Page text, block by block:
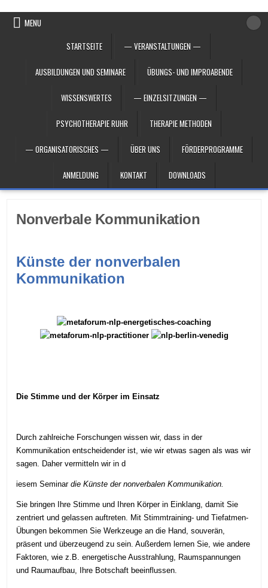
MENU
STARTSEITE
— VERANSTALTUNGEN —
AUSBILDUNGEN UND SEMINARE ÜBUNGS- UND IMPROABENDE
WISSENSWERTES — EINZELSITZUNGEN —
PSYCHOTHERAPIE RUHR THERAPIE METHODEN
— ORGANISATORISCHES — ÜBER UNS FÖRDERPROGRAMME
ANMELDUNG KONTAKT DOWNLOADS
Nonverbale Kommunikation
Künste der nonverbalen
Kommunikation
Die Stimme und der Körper im Einsatz
Durch zahlreiche Forschungen wissen wir, dass in der
Kommunikation entscheidender ist, wie wir etwas sagen als was wir
sagen. Daher vermitteln wir in d
iesem Seminardie Künste der nonverbalen Kommunikation.
Sie bringen Ihre Stimme und Ihren Körper in Einklang, damit Sie
zentriert und gelassen auftreten. Mit Stimmtraining- und Tiefatmen-
Übungen bekommen Sie Werkzeuge an die Hand, souverän,
präsent und überzeugend zu sein. Außerdem lernen Sie, wie andere
Faktoren, wie z.B. energetische Ausstrahlung, Raumspannungen
und Raumaufbau, Ihre Botschaft beeinflussen.